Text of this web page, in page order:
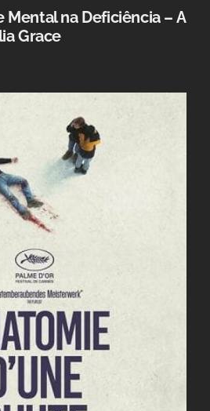
Mental na Deficiência – A
Grace